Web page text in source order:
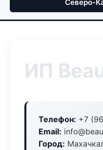
Северо-
ИП
Телефон: +7
Email:
Город: